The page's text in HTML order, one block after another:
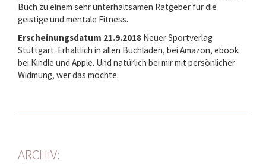
Buch zu einem sehr unterhaltsamen Ratgeber für die
geistige und mentale Fitness.
Erscheinungsdatum 21.9.2018 Neuer Sportverlag
Stuttgart. Erhältlich in allen Buchläden, bei Amazon, ebook
bei Kindle und Apple. Und natürlich bei mir mit persönlicher
Widmung, wer das möchte.
ARCHIV: